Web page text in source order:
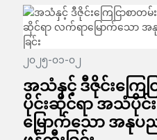
၂၀၂၅-၀၁-၀၂
အသံနှင့် ဒီဇိုင်းကြေ
ပိုင်းဆိုင်ရာ အသံပိုင်
မြောက်သော အနု